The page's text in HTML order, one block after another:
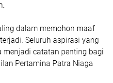
dalam memohon maaf
Seluruh aspirasi yang
catatan penting bagi
Pertamina Patra Niaga